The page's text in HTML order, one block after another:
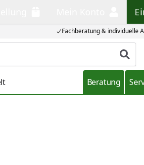
Fachberatung & individuelle
Beratung